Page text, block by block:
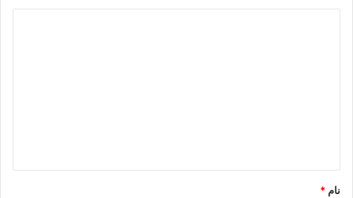
نام *